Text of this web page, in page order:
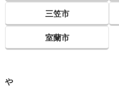
三笠市
室蘭市
や